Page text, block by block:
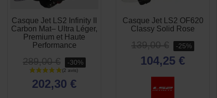
Casque Jet LS2 Infinity II
Carbon Mat– Ultra Léger,
Premium et Haute
Performance
289,00 € -30%
202,30 €
Casque Jet LS2 OF620
Classy Solid Rose
139,00 € -25%
104,25 €
APERÇU
RAPIDE
 APERÇU
RAPIDE